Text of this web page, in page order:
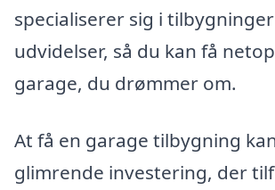
specialiserer sig i
udvidelser, så du kan få
garage, du drømmer om.
At få en garage tilbygning
glimrende investering, der